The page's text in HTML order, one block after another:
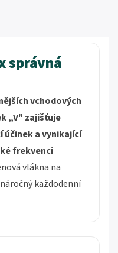
správná
vchodových
„V" zajišťuje
účinek a vynikající
frekvenci
vlákna na
každodenní